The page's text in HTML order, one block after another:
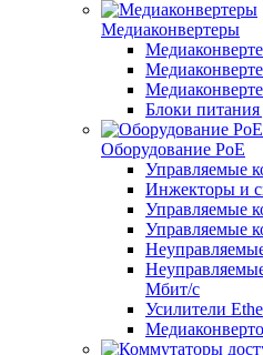
Медиаконвертеры
Блоки питания
Оборудование PoE
Управляемые
Инжекторы и
Управляемые
Управляемые
Мбит/с
Усилители